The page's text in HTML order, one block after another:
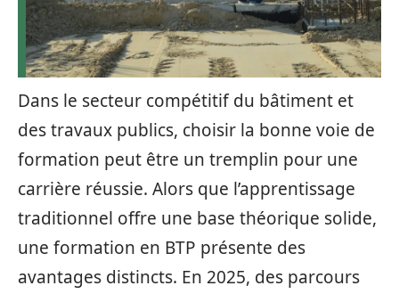
Dans le secteur compétitif du bâtiment et
des travaux publics, choisir la bonne voie de
formation peut être un tremplin pour une
carrière réussie. Alors que l’apprentissage
traditionnel offre une base théorique solide,
une formation en BTP présente des
avantages distincts. En 2025, des parcours